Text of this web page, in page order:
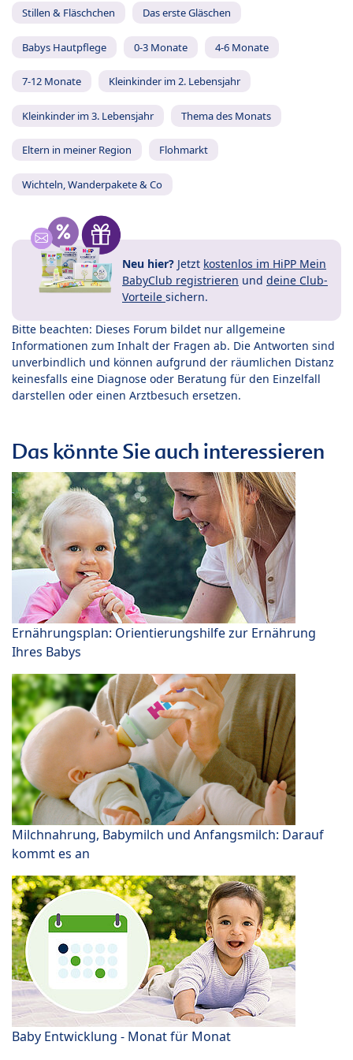
Stillen & Fläschchen Das erste Gläschen
Babys Hautpflege 0-3 Monate 4-6 Monate
7-12 Monate Kleinkinder im 2. Lebensjahr
Kleinkinder im 3. Lebensjahr Thema des Monats
Eltern in meiner Region Flohmarkt
Wichteln, Wanderpakete & Co
Neu hier? Jetzt kostenlos im HiPP Mein
BabyClub registrieren und deine Club-
Vorteile sichern.
Bitte beachten: Dieses Forum bildet nur allgemeine
Informationen zum Inhalt der Fragen ab. Die Antworten sind
unverbindlich und können aufgrund der räumlichen Distanz
keinesfalls eine Diagnose oder Beratung für den Einzelfall
darstellen oder einen Arztbesuch ersetzen.
Das könnte Sie auch interessieren
Ernährungsplan: Orientierungshilfe zur Ernährung
Ihres Babys
Milchnahrung, Babymilch und Anfangsmilch: Darauf
kommt es an
Baby Entwicklung - Monat für Monat